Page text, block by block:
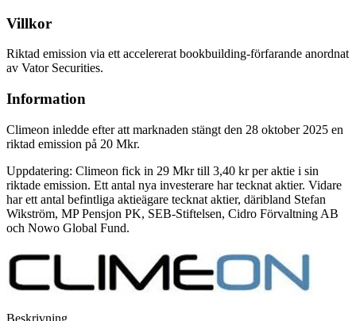
Villkor
Riktad emission via ett accelererat bookbuilding-förfarande anordnat
av Vator Securities.
Information
Climeon inledde efter att marknaden stängt den 28 oktober 2025 en
riktad emission på 20 Mkr.
Uppdatering: Climeon fick in 29 Mkr till 3,40 kr per aktie i sin
riktade emission. Ett antal nya investerare har tecknat aktier. Vidare
har ett antal befintliga aktieägare tecknat aktier, däribland Stefan
Wikström, MP Pensjon PK, SEB-Stiftelsen, Cidro Förvaltning AB
och Nowo Global Fund.
Beskrivning